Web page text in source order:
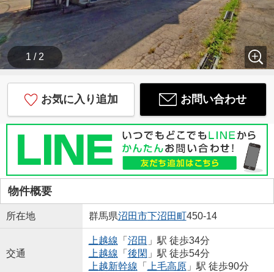
1 / 2
お気に入り追加 お問い合わせ
物件概要
所在地 群馬県沼田市下沼田町450-14
交通
上越線 「 沼田 」駅 徒歩34分
上越線 「 後閑 」駅 徒歩54分
上越新幹線 「 上毛高原」駅 徒歩90分